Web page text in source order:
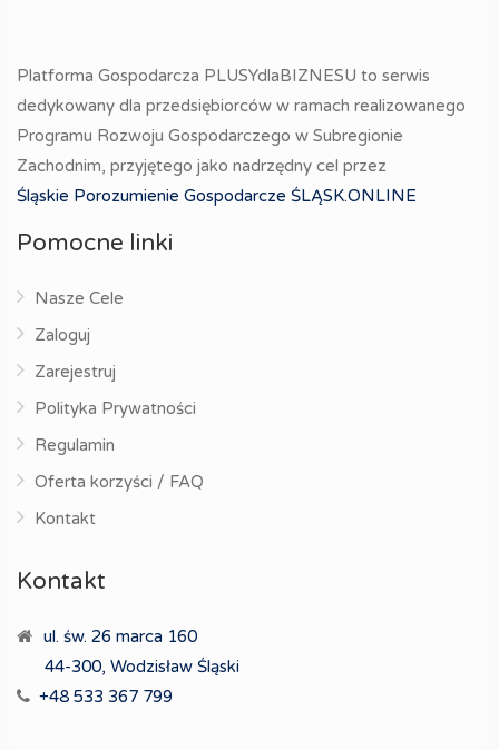
Platforma Gospodarcza PLUSYdlaBIZNESU to serwis
dedykowany dla przedsiębiorców w ramach realizowanego
Programu Rozwoju Gospodarczego w Subregionie
Zachodnim, przyjętego jako nadrzędny cel przez
Śląskie Porozumienie Gospodarcze ŚLĄSK.ONLINE
Pomocne linki
Nasze Cele
Zaloguj
Zarejestruj
Polityka Prywatności
Regulamin
Oferta korzyści / FAQ
Kontakt
Kontakt
ul. św. 26 marca 160
44-300, Wodzisław Śląski
+48 533 367 799